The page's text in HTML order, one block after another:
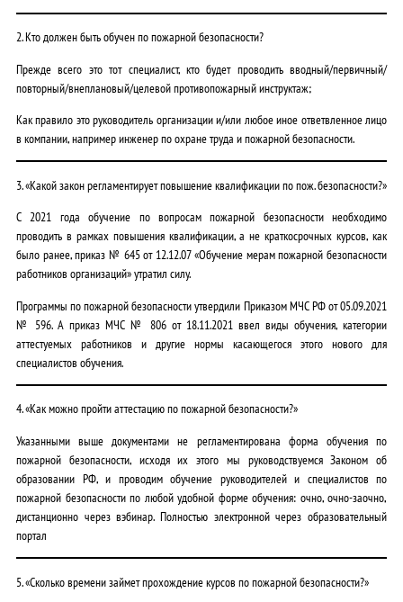
2. Кто должен быть обучен по пожарной безопасности?
Прежде всего это тот специалист, кто будет проводить вводный/первичный/
повторный/внеплановый/целевой противопожарный инструктаж;
Как правило это руководитель организации и/или любое иное ответвленное лицо
в компании, например инженер по охране труда и пожарной безопасности.
3. «Какой закон регламентирует повышение квалификации по пож. безопасности?»
С 2021 года обучение по вопросам пожарной безопасности необходимо
проводить в рамках повышения квалификации, а не краткосрочных курсов, как
было ранее, приказ № 645 от 12.12.07 «Обучение мерам пожарной безопасности
работников организаций» утратил силу.
Программы по пожарной безопасности утвердили Приказом МЧС РФ от 05.09.2021
№ 596. А приказ МЧС № 806 от 18.11.2021 ввел виды обучения, категории
аттестуемых работников и другие нормы касающегося этого нового для
специалистов обучения.
4. «Как можно пройти аттестацию по пожарной безопасности?»
Указанными выше документами не регламентирована форма обучения по
пожарной безопасности, исходя их этого мы руководствуемся Законом об
образовании РФ, и проводим обучение руководителей и специалистов по
пожарной безопасности по любой удобной форме обучения: очно, очно-заочно,
дистанционно через вэбинар. Полностью электронной через образовательный
портал
5. «Сколько времени займет прохождение курсов по пожарной безопасности?»